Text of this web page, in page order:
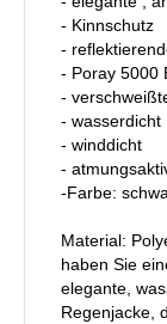
- Kinnschutz
-
- Poray 5000
-
- wasserdicht
- winddicht
-
-Farbe:
Material:
haben Sie
elegante,
Regenjacke,